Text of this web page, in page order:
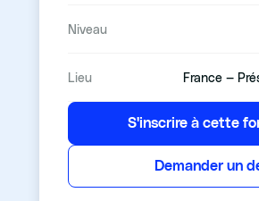
Niveau
Lieu France —
S'inscrire à cette
Demander un